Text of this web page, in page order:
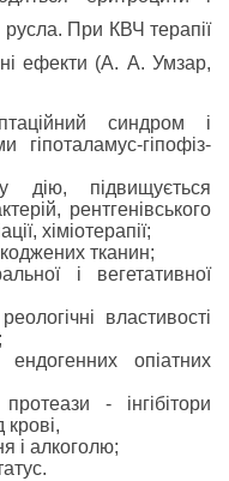
При КВЧ терапії
ефекти (А. А. Умзар,
синдром і
гіпоталамус-гіпофіз-
дію, підвищується
рентгенівського
хіміотерапії;
тканин;
і вегетативної
властивості
опіатних
- інгібітори
крові,
і алкоголю;